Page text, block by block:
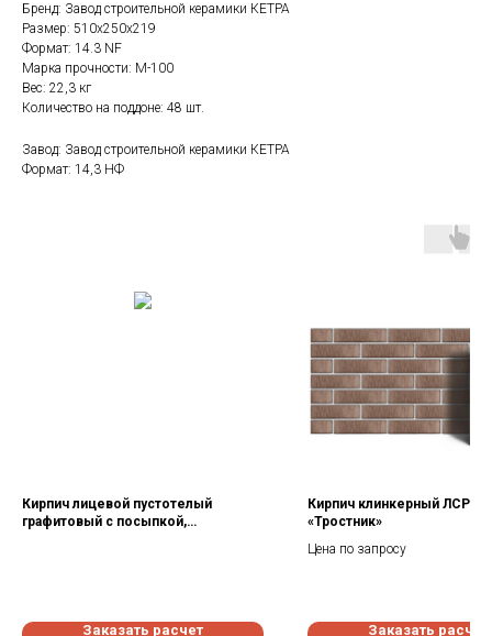
Бренд: Завод строительной керамики КЕТРА
Размер: 510х250х219
Формат: 14.3 NF
Марка прочности: М-100
Вес: 22,3 кг
Количество на поддоне: 48 шт.
Завод: Завод строительной керамики КЕТРА
Формат: 14,3 НФ
Кирпич лицевой пустотелый
графитовый с посыпкой,
Заказать расчет
Кирпич клинкерный ЛСР
«Тростник»
Цена по запросу
Заказать расчет